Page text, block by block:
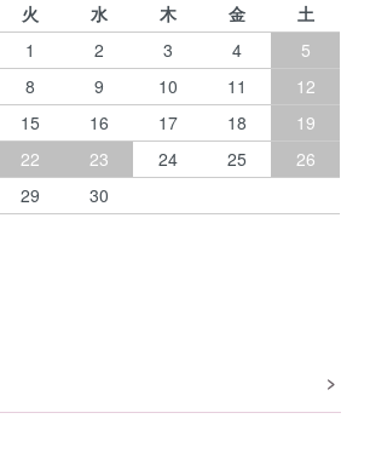
火 水 木 金
土
1
2 3 4
5
8 9 10 11
12
15 16 17 18
19
22 23 24 25
26
29 30